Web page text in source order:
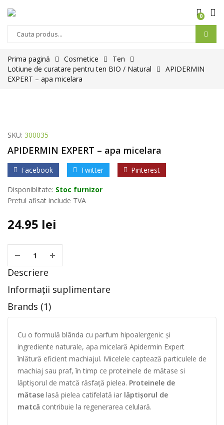
0
Prima pagină Cosmetice
Ten
Lotiune de curatare pentru ten BIO / Natural
APIDERMIN
EXPERT – apa micelara
SKU: 300035
APIDERMIN EXPERT – apa micelara
Facebook Twitter Pinterest
Disponiblitate: Stoc furnizor
Pretul afisat include TVA
24.95 lei
Descriere
Informații suplimentare
Brands (1)
Cu o formulă blânda cu parfum hipoalergenic și
ingrediente naturale, apa micelară Apidermin Expert
înlătură eficient machiajul. Micelele captează particulele de
machiaj sau praf, în timp ce proteinele de mătase si
lăptișorul de matcă răsfață pielea. Proteinele de
mătase lasă pielea catifelată iar lăptișorul de
matcă contribuie la regenerarea celulară.